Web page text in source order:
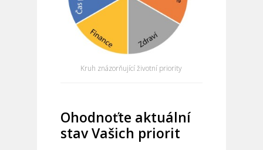
Kruh znázorňující životní priority
Ohodnoťte aktuální
stav Vašich priorit